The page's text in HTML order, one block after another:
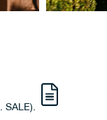
SALE).